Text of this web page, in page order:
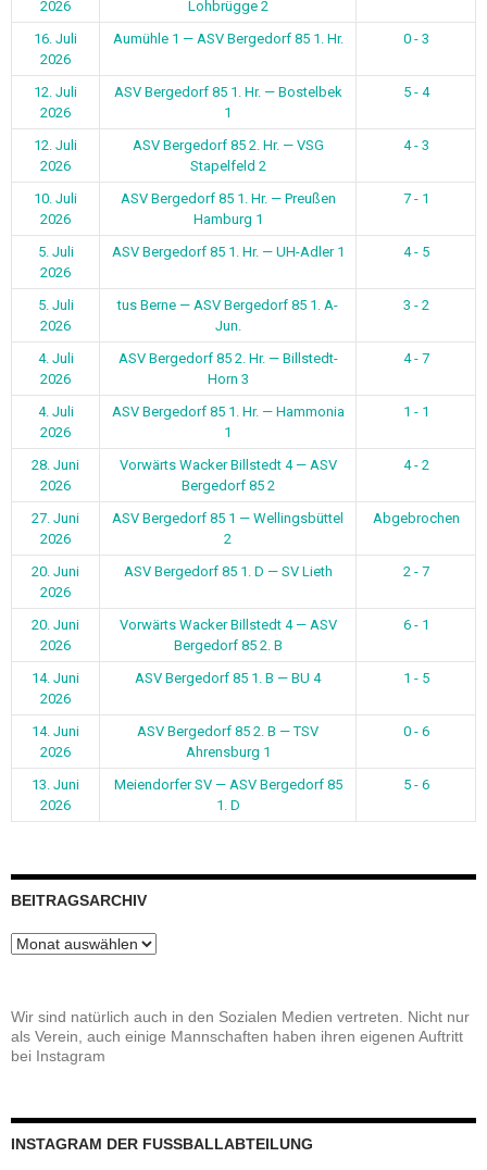
2026
Lohbrügge 2
16. Juli
2026
Aumühle 1 — ASV Bergedorf 85 1. Hr. 0 - 3
12. Juli
2026
ASV Bergedorf 85 1. Hr. — Bostelbek
1
5 - 4
12. Juli
2026
ASV Bergedorf 85 2. Hr. — VSG
Stapelfeld 2
4 - 3
10. Juli
2026
ASV Bergedorf 85 1. Hr. — Preußen
Hamburg 1
7 - 1
5. Juli
2026
ASV Bergedorf 85 1. Hr. — UH-Adler 1 4 - 5
5. Juli
2026
tus Berne — ASV Bergedorf 85 1. A-
Jun.
3 - 2
4. Juli
2026
ASV Bergedorf 85 2. Hr. — Billstedt-
Horn 3
4 - 7
4. Juli
2026
ASV Bergedorf 85 1. Hr. — Hammonia
1
1 - 1
28. Juni
2026
Vorwärts Wacker Billstedt 4 — ASV
Bergedorf 85 2
4 - 2
27. Juni
2026
ASV Bergedorf 85 1 — Wellingsbüttel
2
Abgebrochen
20. Juni
2026
ASV Bergedorf 85 1. D — SV Lieth 2 - 7
20. Juni
2026
Vorwärts Wacker Billstedt 4 — ASV
Bergedorf 85 2. B
6 - 1
14. Juni
2026
ASV Bergedorf 85 1. B — BU 4 1 - 5
14. Juni
2026
ASV Bergedorf 85 2. B — TSV
Ahrensburg 1
0 - 6
13. Juni
2026
Meiendorfer SV — ASV Bergedorf 85
1. D
5 - 6
BEITRAGSARCHIV
Beitragsarchiv
Wir sind natürlich auch in den Sozialen Medien vertreten. Nicht nur
als Verein, auch einige Mannschaften haben ihren eigenen Auftritt
bei Instagram
INSTAGRAM DER FUSSBALLABTEILUNG